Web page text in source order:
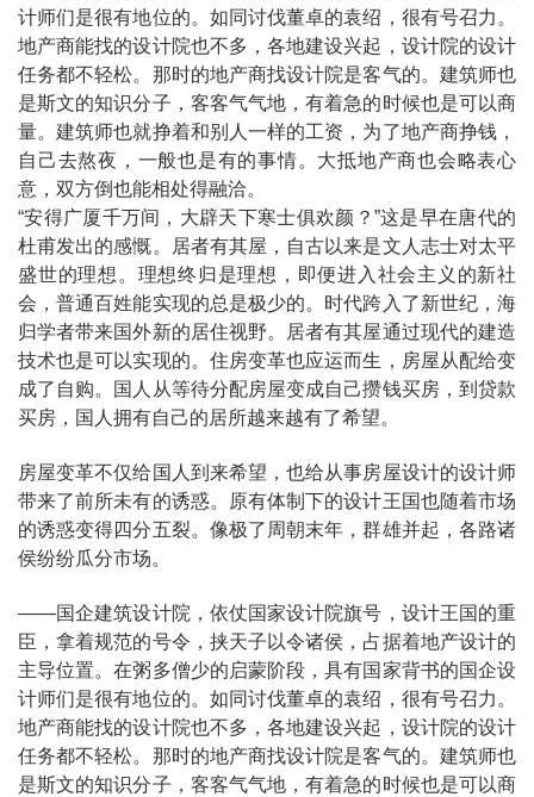
计师们是很有地位的。如同讨伐董卓的袁绍，很有号召力。
地产商能找的设计院也不多，各地建设兴起，设计院的设计
任务都不轻松。那时的地产商找设计院是客气的。建筑师也
是斯文的知识分子，客客气气地，有着急的时候也是可以商
量。建筑师也就挣着和别人一样的工资，为了地产商挣钱，
自己去熬夜，一般也是有的事情。大抵地产商也会略表心
意，双方倒也能相处得融洽。
“安得广厦千万间，大辟天下寒士俱欢颜？”这是早在唐代的
杜甫发出的感慨。居者有其屋，自古以来是文人志士对太平
盛世的理想。理想终归是理想，即便进入社会主义的新社
会，普通百姓能实现的总是极少的。时代跨入了新世纪，海
归学者带来国外新的居住视野。居者有其屋通过现代的建造
技术也是可以实现的。住房变革也应运而生，房屋从配给变
成了自购。国人从等待分配房屋变成自己攒钱买房，到贷款
买房，国人拥有自己的居所越来越有了希望。
房屋变革不仅给国人到来希望，也给从事房屋设计的设计师
带来了前所未有的诱惑。原有体制下的设计王国也随着市场
的诱惑变得四分五裂。像极了周朝末年，群雄并起，各路诸
侯纷纷瓜分市场。
——国企建筑设计院，依仗国家设计院旗号，设计王国的重
臣，拿着规范的号令，挟天子以令诸侯，占据着地产设计的
主导位置。在粥多僧少的启蒙阶段，具有国家背书的国企设
计师们是很有地位的。如同讨伐董卓的袁绍，很有号召力。
地产商能找的设计院也不多，各地建设兴起，设计院的设计
任务都不轻松。那时的地产商找设计院是客气的。建筑师也
是斯文的知识分子，客客气气地，有着急的时候也是可以商